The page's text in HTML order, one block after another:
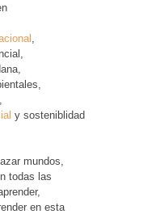
y sosteniblidad
mundos,
todas las
en esta